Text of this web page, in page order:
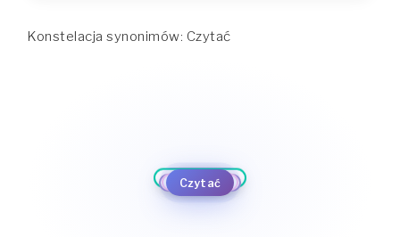
Konstelacja synonimów: Czytać
Czytać
czytać
odczytywać
deszyfować
dukać
odszyfrowywać
studiować
sylabizować
wertować
zapoznawać się
interpretować
odbierać
odtwarzać